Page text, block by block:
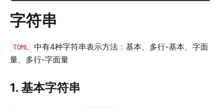
字符串
TOML
中有4种字符串表示方法：基本、多行-基本、字面
量、多行-字面量
1. 基本字符串